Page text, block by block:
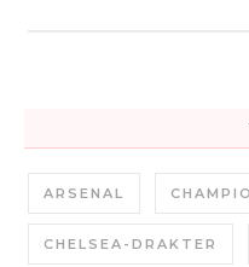
ARSENAL
CHELSEA-DRAKTER